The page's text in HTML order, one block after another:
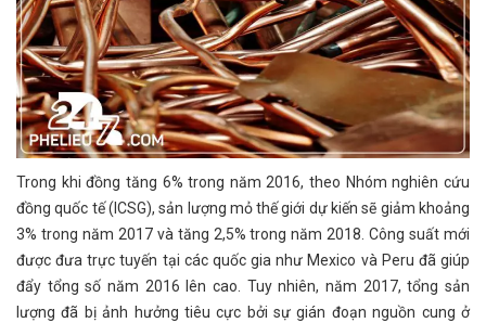
Trong khi đồng tăng 6% trong năm 2016, theo Nhóm nghiên cứu
đồng quốc tế (ICSG), sản lượng mỏ thế giới dự kiến ​​sẽ giảm khoảng
3% trong năm 2017 và tăng 2,5% trong năm 2018. Công suất mới
được đưa trực tuyến tại các quốc gia như Mexico và Peru đã giúp
đẩy tổng số năm 2016 lên cao. Tuy nhiên, năm 2017, tổng sản
lượng đã bị ảnh hưởng tiêu cực bởi sự gián đoạn nguồn cung ở